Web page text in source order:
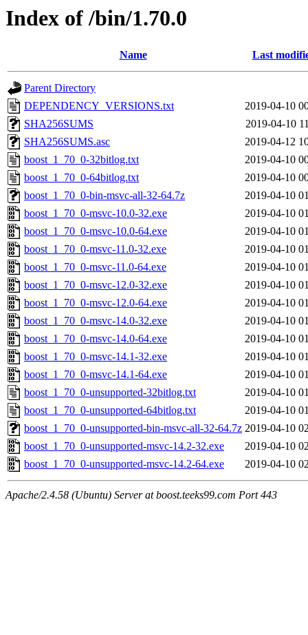
Index of /bin/1.70.0
Name Last
Parent Directory
DEPENDENCY_VERSIONS.txt
2019-04-10
SHA256SUMS
2019-04-10
SHA256SUMS.asc
2019-04-12
boost_1_70_0-32bitlog.txt
2019-04-10
boost_1_70_0-64bitlog.txt
2019-04-10
boost_1_70_0-bin-msvc-all-32-64.7z
2019-04-10
boost_1_70_0-msvc-10.0-32.exe
2019-04-10
boost_1_70_0-msvc-10.0-64.exe
2019-04-10
boost_1_70_0-msvc-11.0-32.exe
2019-04-10
boost_1_70_0-msvc-11.0-64.exe
2019-04-10
boost_1_70_0-msvc-12.0-32.exe
2019-04-10
boost_1_70_0-msvc-12.0-64.exe
2019-04-10
boost_1_70_0-msvc-14.0-32.exe
2019-04-10
boost_1_70_0-msvc-14.0-64.exe
2019-04-10
boost_1_70_0-msvc-14.1-32.exe
2019-04-10
boost_1_70_0-msvc-14.1-64.exe
2019-04-10
boost_1_70_0-unsupported-32bitlog.txt
2019-04-10
boost_1_70_0-unsupported-64bitlog.txt
2019-04-10
boost_1_70_0-unsupported-bin-msvc-all-32-64.7z 2019-04-10
boost_1_70_0-unsupported-msvc-14.2-32.exe
2019-04-10
boost_1_70_0-unsupported-msvc-14.2-64.exe
2019-04-10
Apache/2.4.58 (Ubuntu) Server at boost.teeks99.com Port 443